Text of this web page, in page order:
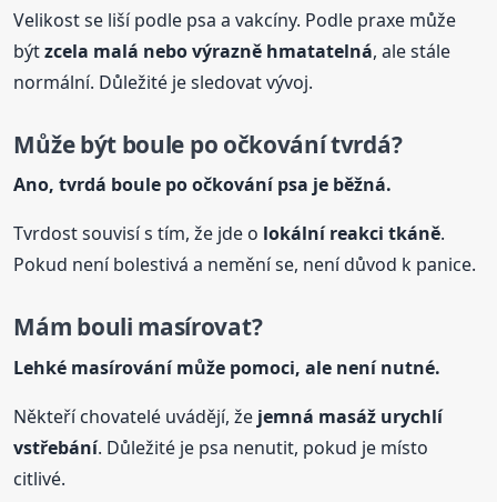
Velikost se liší podle psa a vakcíny. Podle praxe může
býtzcela malá nebo výrazně hmatatelná, ale stále
normální. Důležité je sledovat vývoj.
Může být boule po očkování tvrdá?
Ano, tvrdá boule po očkování psa je běžná.
Tvrdost souvisí s tím, že jde o lokální reakci tkáně.
Pokud není bolestivá a nemění se, není důvod k panice.
Mám bouli masírovat?
Lehké masírování může pomoci, ale není nutné.
Někteří chovatelé uvádějí, že jemná masáž urychlí
vstřebání. Důležité je psa nenutit, pokud je místo
citlivé.